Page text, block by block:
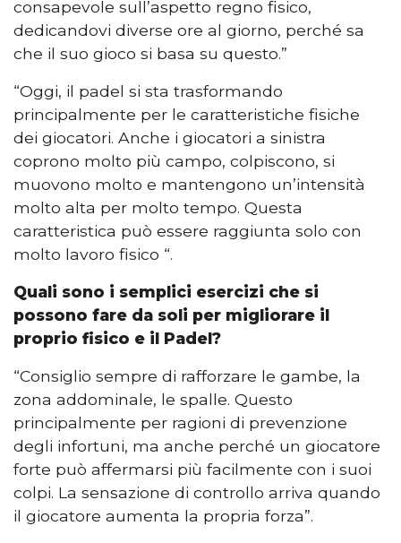
consapevole sull’aspetto regno fisico,
dedicandovi diverse ore al giorno, perché sa
che il suo gioco si basa su questo.”
“Oggi, il padel si sta trasformando
principalmente per le caratteristiche fisiche
dei giocatori. Anche i giocatori a sinistra
coprono molto più campo, colpiscono, si
muovono molto e mantengono un’intensità
molto alta per molto tempo. Questa
caratteristica può essere raggiunta solo con
molto lavoro fisico “.
Quali sono i semplici esercizi che si
possono fare da soli per migliorare il
proprio fisico e il Padel?
“Consiglio sempre di rafforzare le gambe, la
zona addominale, le spalle. Questo
principalmente per ragioni di prevenzione
degli infortuni, ma anche perché un giocatore
forte può affermarsi più facilmente con i suoi
colpi. La sensazione di controllo arriva quando
il giocatore aumenta la propria forza”.